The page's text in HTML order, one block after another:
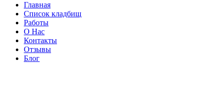
Главная
Список кладбищ
Работы
О Нас
Контакты
Отзывы
Блог